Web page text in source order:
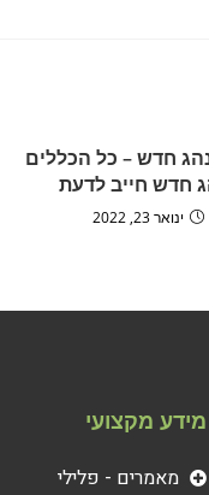
חדש – כל הכללים
חדש חייב לדעת
ינואר 23, 2022
מידע מקצועי
מאמרים - פלילי